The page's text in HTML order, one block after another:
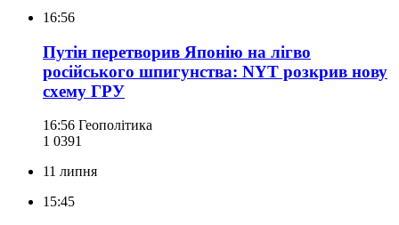
16:56
Путін перетворив Японію на лігво
російського шпигунства: NYT розкрив нову
схему ГРУ
16:56 Геополітика
1 0391
11 липня
15:45